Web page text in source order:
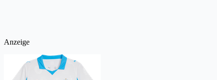
Anzeige